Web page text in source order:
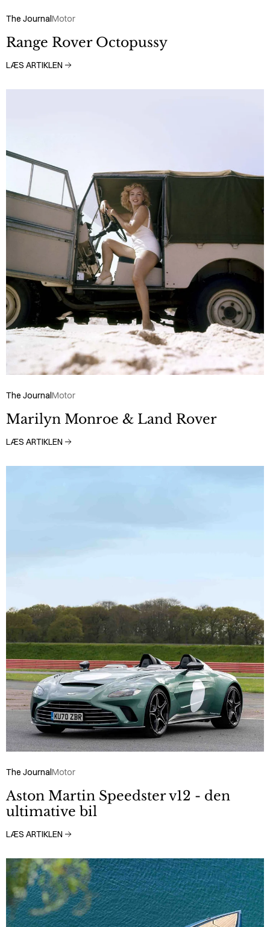
The JournalMotor
Range Rover Octopussy
LÆS ARTIKLEN
The JournalMotor
Marilyn Monroe & Land Rover
LÆS ARTIKLEN
The JournalMotor
Aston Martin Speedster v12 - den
ultimative bil
LÆS ARTIKLEN